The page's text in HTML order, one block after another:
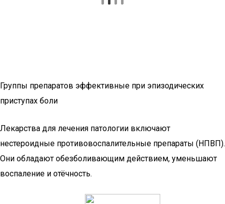
Группы препаратов эффективные при эпизодических
приступах боли
Лекарства для лечения патологии включают
нестероидные противовоспалительные препараты (НПВП).
Они обладают обезболивающим действием, уменьшают
воспаление и отёчность.